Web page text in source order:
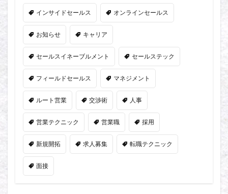
インサイドセールス オンラインセールス
お知らせ キャリア
セールスイネーブルメント セールステック
フィールドセールス マネジメント
ルート営業 交渉術 人事
営業テクニック 営業職 採用
新規開拓 求人募集 転職テクニック
面接